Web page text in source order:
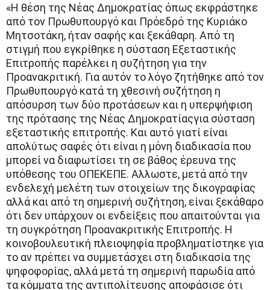
«Η θέση της Νέας Δημοκρατίας όπως εκφράστηκε
από τον Πρωθυπουργό και Πρόεδρό της Κυριάκο
Μητσοτάκη, ήταν σαφής και ξεκάθαρη. Από τη
στιγμή που εγκρίθηκε η σύσταση Εξεταστικής
Επιτροπής παρέλκει η συζήτηση για την
Προανακριτική. Για αυτόν το λόγο ζητήθηκε από τον
Πρωθυπουργό κατά τη χθεσινή συζήτηση η
απόσυρση των δύο προτάσεων και η υπερψήφιση
της πρότασης της Νέας Δημοκρατίαςγια σύσταση
εξεταστικής επιτροπής. Και αυτό γιατί είναι
απολύτως σαφές ότι είναι η μόνη διαδικασία που
μπορεί να διαφωτίσει τη σε βάθος έρευνα της
υπόθεσης του ΟΠΕΚΕΠΕ. Αλλωστε, μετά από την
ενδελεχή μελέτη των στοιχείων της δικογραφίας
αλλά και από τη σημερινή συζήτηση, είναι ξεκάθαρο
ότι δεν υπάρχουν οι ενδείξεις που απαιτούνται για
τη συγκρότηση Προανακριτικής Επιτροπής. Η
κοινοβουλευτική πλειοψηφία προβληματίστηκε για
το αν πρέπει να συμμετάσχει στη διαδικασία της
ψηφοφορίας, αλλά μετά τη σημερινή παρωδία από
τα κόμματα της αντιπολίτευσης αποφάσισε ότι